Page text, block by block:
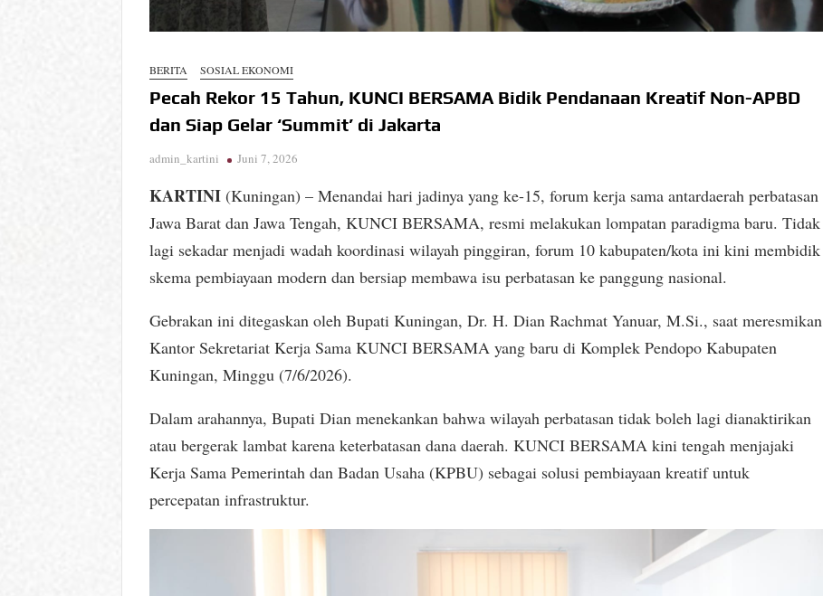
BERITA SOSIAL EKONOMI
Pecah Rekor 15 Tahun, KUNCI BERSAMA Bidik Pendanaan Kreatif Non-APBD
dan Siap Gelar ‘Summit’ di Jakarta
admin_kartini Juni 7, 2026
KARTINI (Kuningan) – Menandai hari jadinya yang ke-15, forum kerja sama antardaerah perbatasan
Jawa Barat dan Jawa Tengah, KUNCI BERSAMA, resmi melakukan lompatan paradigma baru. Tidak
lagi sekadar menjadi wadah koordinasi wilayah pinggiran, forum 10 kabupaten/kota ini kini membidik
skema pembiayaan modern dan bersiap membawa isu perbatasan ke panggung nasional.
Gebrakan ini ditegaskan oleh Bupati Kuningan, Dr. H. Dian Rachmat Yanuar, M.Si., saat meresmikan
Kantor Sekretariat Kerja Sama KUNCI BERSAMA yang baru di Komplek Pendopo Kabupaten
Kuningan, Minggu (7/6/2026).
Dalam arahannya, Bupati Dian menekankan bahwa wilayah perbatasan tidak boleh lagi dianaktirikan
atau bergerak lambat karena keterbatasan dana daerah. KUNCI BERSAMA kini tengah menjajaki
Kerja Sama Pemerintah dan Badan Usaha (KPBU) sebagai solusi pembiayaan kreatif untuk
percepatan infrastruktur.